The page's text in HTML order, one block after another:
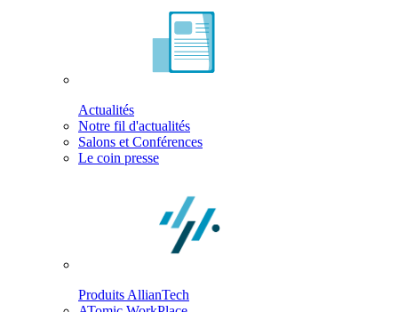
Actualités
Notre fil d'actualités
Salons et Conférences
Le coin presse
Produits AllianTech